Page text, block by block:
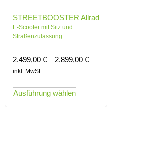
STREETBOOSTER Allrad
E‑Scooter mit Sitz und
Straßenzulassung
2.499,00 € – 2.899,00 €
inkl. MwSt
Ausführung wählen